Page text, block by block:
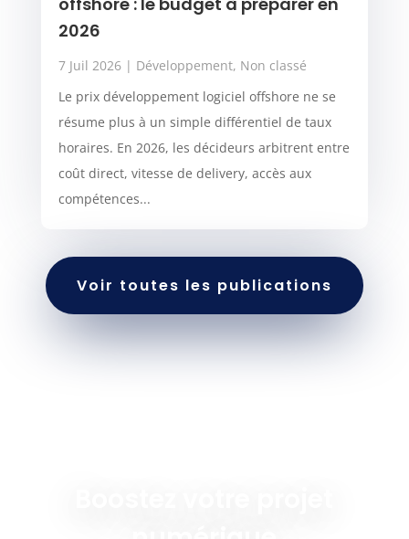
2026
7 Juil 2026| Développement, Non classé
Le prix développement logiciel offshore ne se
résume plus à un simple différentiel de taux
horaires. En 2026, les décideurs arbitrent entre
coût direct, vitesse de delivery, accès aux
compétences...
Voir toutes les publications